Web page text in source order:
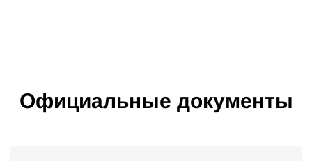
Официальные документы